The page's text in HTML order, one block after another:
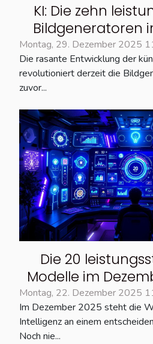
KI: Die zehn
Bildgeneratoren
2025
Montag, 29. Dezember 2025
Die rasante Entwicklung der
revolutioniert derzeit die
zuvor...
Die 20
Modelle im
vollständige
Montag, 22. Dezember 2025
Im Dezember 2025 steht die
Intelligenz an einem
Noch nie...